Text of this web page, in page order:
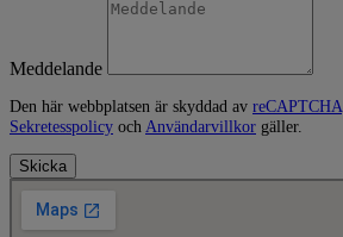
Meddelande
Den här webbplatsen är skyddad av reCAPTCHA
Sekretesspolicy och Användarvillkor gäller.
Skicka